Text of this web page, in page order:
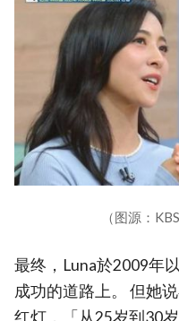
（图源：
最终，Luna於2009年
成功的道路上。 但她
红灯，「从25岁到30